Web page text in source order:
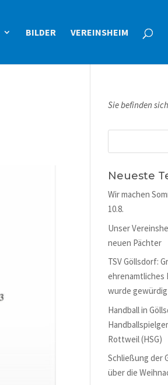
BILDER VEREINSHEIM
Sie befinden
Neueste
Wir machen
10.8.
Unser
neuen Pächter
TSV Göllsdorf:
ehrenamtliches
wurde
Handball in
Rottweil (HSG)
Schließung der
über die